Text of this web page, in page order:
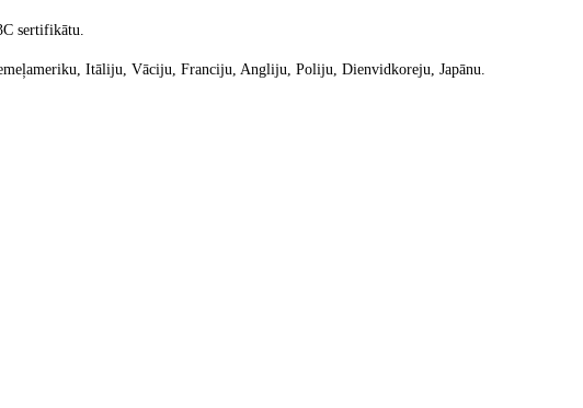
sertifikātu.
Itāliju, Vāciju, Franciju, Angliju, Poliju, Dienvidkoreju, Japānu.